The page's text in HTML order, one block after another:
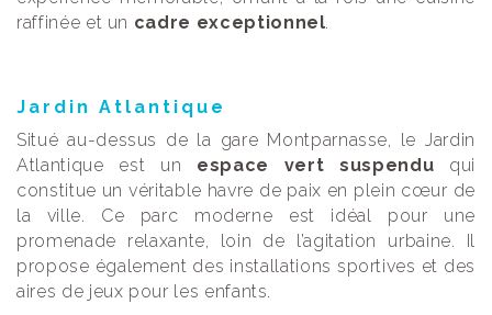
raffinée et un cadre exceptionnel
Jardin Atlantique
Situé au-dessus de la gare Montparnasse, le Jardin
Atlantique est un espace vert suspendu qui
constitue un véritable havre de paix en plein cœur de
la ville. Ce parc moderne est idéal pour une
promenade relaxante, loin de l’agitation urbaine. Il
propose également des installations sportives et des
aires de jeux pour les enfants.